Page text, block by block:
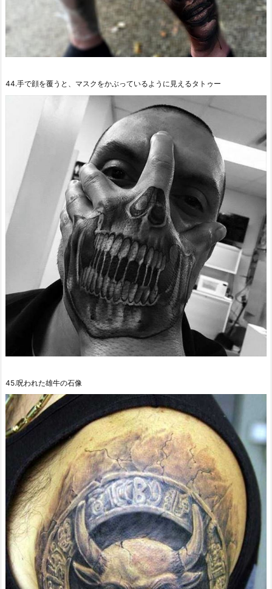
44.手で顔を覆うと、マスクをかぶっているように見えるタトゥー
45.呪われた雄牛の石像